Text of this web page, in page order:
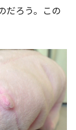
だろう。この